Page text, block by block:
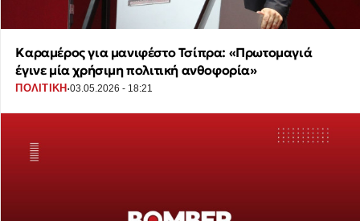
Καραμέρος για μανιφέστο Τσίπρα: «Πρωτομαγιά
έγινε μία χρήσιμη πολιτική ανθοφορία»
ΠΟΛΙΤΙΚΗ ·03.05.2026 - 18:21